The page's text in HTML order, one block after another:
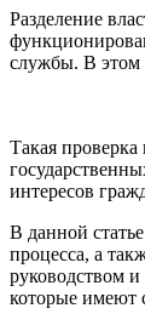
Разделение
службы. В этом
Такая
интересов
В данной
процесса, а
руководством и
которые имеют